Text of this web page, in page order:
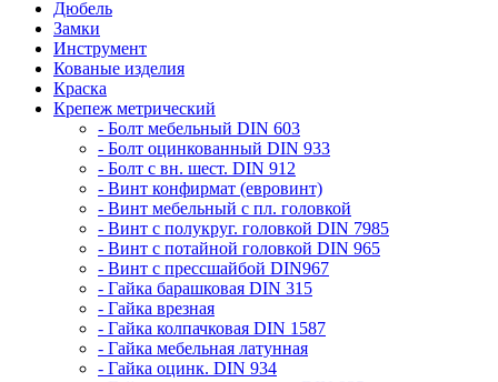
Дюбель
Замки
Инструмент
Кованые изделия
Краска
Крепеж метрический
- Болт мебельный DIN 603
- Болт оцинкованный DIN 933
- Болт с вн. шест. DIN 912
- Винт конфирмат (евровинт)
- Винт мебельный с пл. головкой
- Винт с полукруг. головкой DIN 7985
- Винт с потайной головкой DIN 965
- Винт с прессшайбой DIN967
- Гайка барашковая DIN 315
- Гайка врезная
- Гайка колпачковая DIN 1587
- Гайка мебельная латунная
- Гайка оцинк. DIN 934